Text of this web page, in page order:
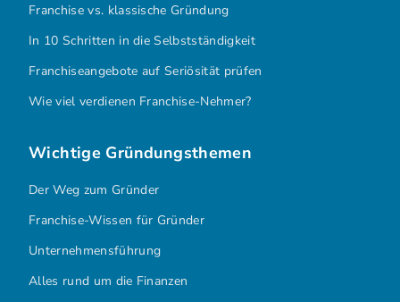
Franchise vs. klassische Gründung
In 10 Schritten in die Selbstständigkeit
Franchiseangebote auf Seriösität prüfen
Wie viel verdienen Franchise-Nehmer?
Wichtige Gründungsthemen
Der Weg zum Gründer
Franchise-Wissen für Gründer
Unternehmensführung
Alles rund um die Finanzen